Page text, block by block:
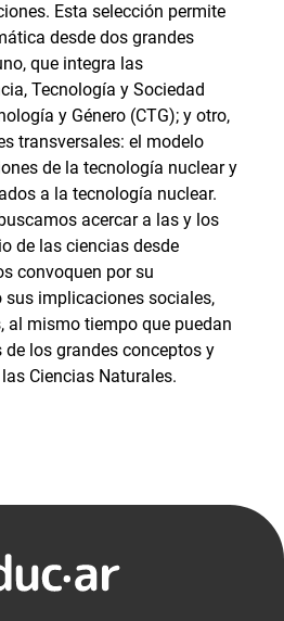
Esta selección permite
desde dos grandes
que integra las
Tecnología y Sociedad
y Género (CTG); y otro,
transversales: el modelo
de la tecnología nuclear y
a la tecnología nuclear.
acercar a las y los
de las ciencias desde
convoquen por su
implicaciones sociales,
al mismo tiempo que puedan
los grandes conceptos y
Ciencias Naturales.